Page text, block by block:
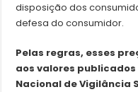
disposição dos
defesa do consumidor.
Pelas regras, esses
aos valores publicados
Nacional de Vigilância